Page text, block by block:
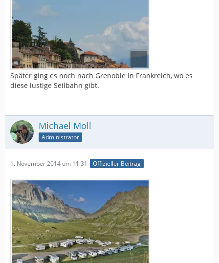
Später ging es noch nach Grenoble in Frankreich, wo es
diese lustige Seilbahn gibt.
Michael Moll
Administrator
1. November 2014 um 11:31 Offizieller Beitrag